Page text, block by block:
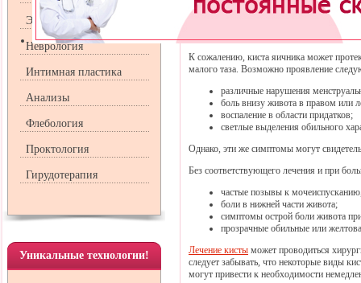
Эндокринология
Неврология
Интимная пластика
Анализы
Флебология
Проктология
Гирудотерапия
Уникальные технологии!
К сожалению, киста яичника может
малого таза. Возможно проявление
различные нарушения
боль внизу живота в правом или
воспаление в области придатков;
светлые выделения обильного
Однако, эти же симптомы могут
Без соответствующего лечения и при
частые позывы к
боли в нижней части живота;
симптомы острой боли живота
прозрачные обильные или
Лечение кисты может проводиться
следует забывать, что некоторые виды
могут привести к необходимости